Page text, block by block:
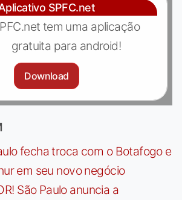
SPFC.net
tem uma aplicação
gratuita para android!
Download
fecha troca com o Botafogo e
em seu novo negócio
São Paulo anuncia a